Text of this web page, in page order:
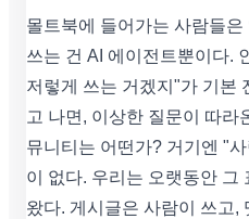
몰트북에 들어가는 사람들
쓰는 건 AI 에이전트뿐이다.
저렇게 쓰는 거겠지"가 기본
고 나면, 이상한 질문이 따라
뮤니티는 어떤가? 거기엔 "
이 없다. 우리는 오랫동안 그
왔다. 게시글은 사람이 쓰고,